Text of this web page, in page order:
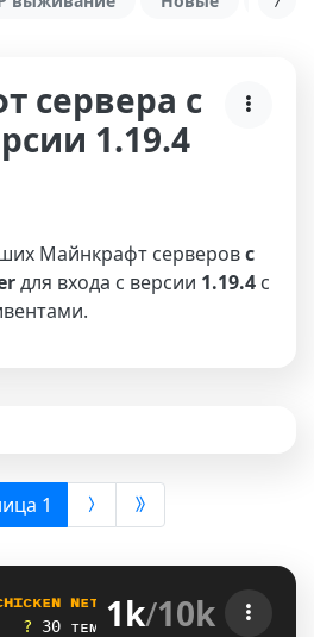
сервера с
1.19.4
Майнкрафт серверовс
для входа с версии 1.19.4 с
1 (выбрана)
ʜɪᴄᴋᴇɴ ɴᴇᴛ ᴏʀ ᴋ | [1.19.4 - 26.2]
?
30 ᴛᴇᴍ ᴜᴢ sᴍ ʏᴇɴɪ ᴢ
1k/10k